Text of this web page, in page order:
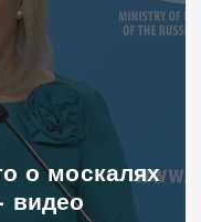
о москалях
видео